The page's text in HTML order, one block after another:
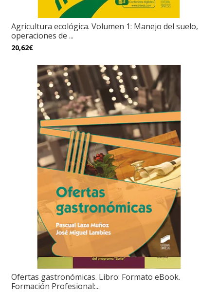
Agricultura ecológica. Volumen 1: Manejo del suelo,
operaciones de ...
20,62€
Ofertas gastronómicas. Libro: Formato eBook.
Formación Profesional:...